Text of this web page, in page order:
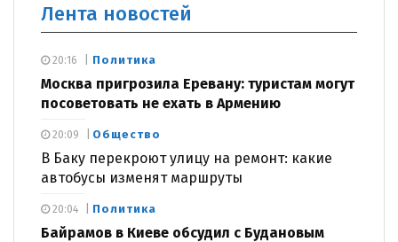
Лента новостей
Политика
Москва пригрозила Еревану: туристам могут
посоветовать не ехать в Армению
20:16
Общество
В Баку перекроют улицу на ремонт: какие
автобусы изменят маршруты
20:09
Политика
Байрамов в Киеве обсудил с Будановым
20:04